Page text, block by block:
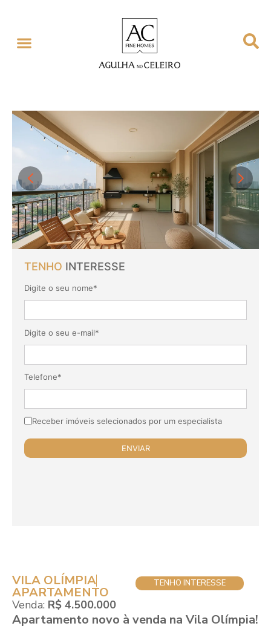
TENHO INTERESSE
Digite o seu nome*
Digite o seu e-mail*
Telefone*
Receber imóveis selecionados por um especialista
VILA OLÍMPIA
APARTAMENTO
Venda: R$ 4.500.000
TENHO INTERESSE
Apartamento novo à venda na Vila Olímpia!